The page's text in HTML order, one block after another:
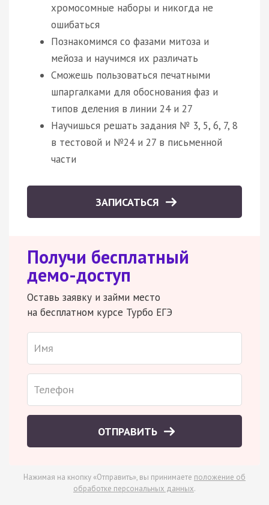
хромосомные наборы и никогда не
ошибаться
Познакомимся со фазами митоза и
мейоза и научимся их различать
Сможешь пользоваться печатными
шпаргалками для обоснования фаз и
типов деления в линии 24 и 27
Научишься решать задания № 3, 5, 6, 7, 8
в тестовой и №24 и 27 в письменной
части
ЗАПИСАТЬСЯ
Получи бесплатный
демо-доступ
Оставь заявку и займи место
на бесплатном курсе Турбо ЕГЭ
ОТПРАВИТЬ
Нажимая на кнопку «Отправить», вы принимаете положение об
обработке персональных данных.